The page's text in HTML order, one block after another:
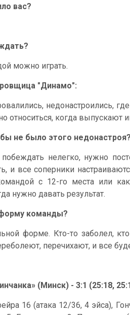
вас?
можно играть.
"Динамо":
недонастроились,
относиться, когда выпускают
не было этого
нелегко, нужно
и все соперники
с 12-го места или
нужно давать результат.
команды?
форме. Кто-то заболел,
перечихают, и все
(Минск) - 3:1 (25:18,
16 (атака 12/36, 4 эйса),